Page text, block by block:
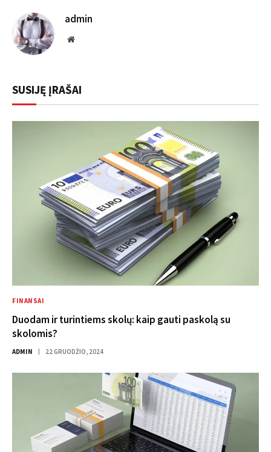
admin
Website
SUSIJĘ ĮRAŠAI
FINANSAI
Duodam ir turintiems skolų: kaip gauti paskolą su
skolomis?
ADMIN 22 GRUODŽIO, 2024